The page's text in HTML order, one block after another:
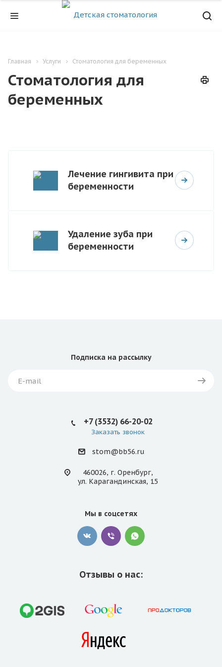
Главная Услуги Стоматология для беременных
Стоматология для
беременных
Лечение гингивита при
беременности
Удаление зуба при
беременности
Подписка на рассылку
+7 (3532) 66-20-02
Заказать звонок
stom@bb56.ru
460026, г. Оренбург,
ул. Карагандинская, 15
Мы в соцсетях
Отзывы о нас: